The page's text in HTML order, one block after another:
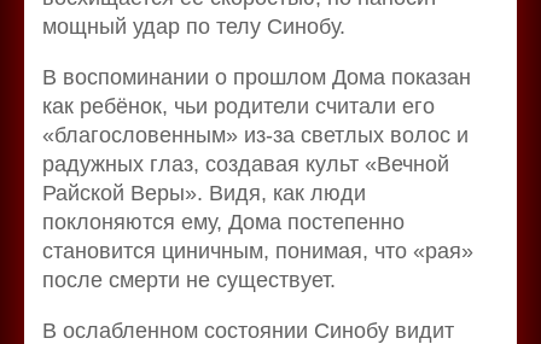
мощный удар по телу Синобу.
В воспоминании о прошлом Дома показан
как ребёнок, чьи родители считали его
«благословенным» из-за светлых волос и
радужных глаз, создавая культ «Вечной
Райской Веры». Видя, как люди
поклоняются ему, Дома постепенно
становится циничным, понимая, что «рая»
после смерти не существует.
В ослабленном состоянии Синобу видит